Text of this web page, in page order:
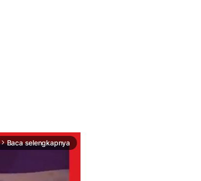
arrow_forward_ios Baca selengkapnya